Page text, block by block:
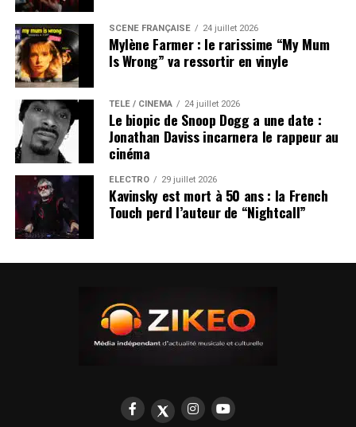
SCÈNE FRANÇAISE 24 juillet 2026
Mylène Farmer : le rarissime “My Mum
Is Wrong” va ressortir en vinyle
TÉLÉ / CINÉMA 24 juillet 2026
Le biopic de Snoop Dogg a une date :
Jonathan Daviss incarnera le rappeur au
cinéma
ÉLECTRO 29 juillet 2026
Kavinsky est mort à 50 ans : la French
Touch perd l’auteur de “Nightcall”